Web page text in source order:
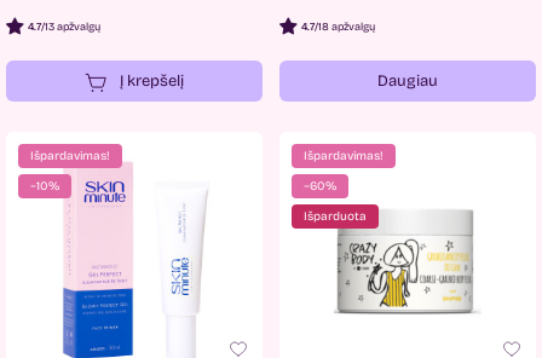
4.7/13 apžvalgų
Į krepšelį
4.7/18 apžvalgų
Daugiau
Išpardavimas!
−10%
Išpardavimas!
−60%
Išparduota